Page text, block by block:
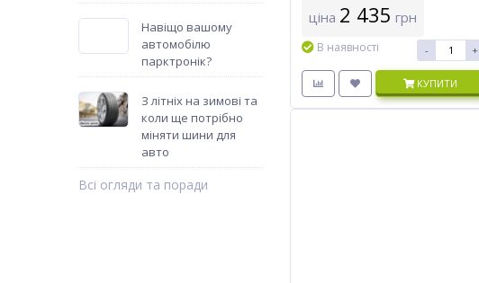
Навіщо вашому
автомобілю
парктронік?
З літніх на зимові та
коли ще потрібно
міняти шини для
авто
Всі огляди та поради
ціна 2 435 грн
В наявності - +
КУПИТИ